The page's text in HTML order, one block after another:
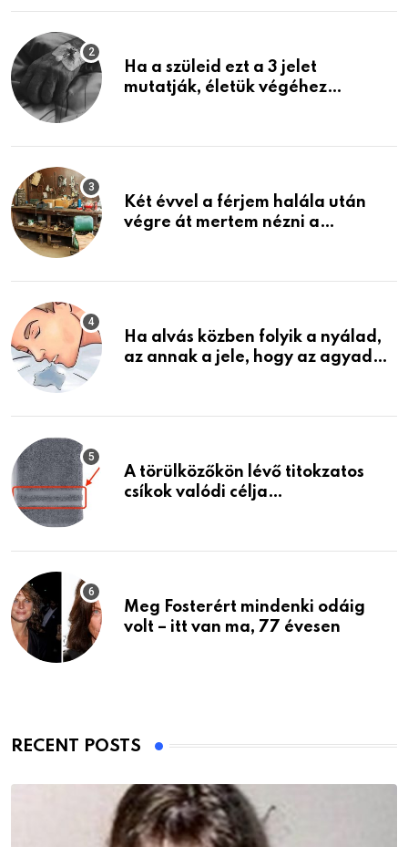
Ha a szüleid ezt a 3 jelet
mutatják, életük végéhez
Két évvel a férjem halála után
végre át mertem nézni a
életemet
Ha alvás közben folyik a nyálad,
az annak a jele, hogy az agyad…
A törülközőkön lévő titokzatos
csíkok valódi célja…
Meg Fosterért mindenki odáig
volt – itt van ma, 77 évesen
RECENT POSTS